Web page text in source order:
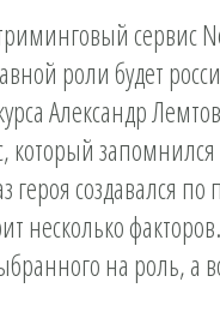
сервис
роли будет
Александр
который
создавался по
несколько
на роль, а